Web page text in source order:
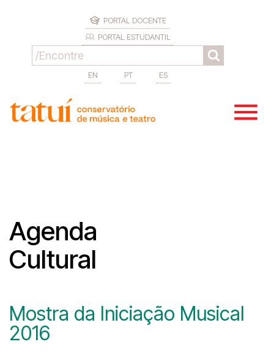
PORTAL DOCENTE
PORTAL ESTUDANTIL
EN PT ES
Agenda
Cultural
Mostra da Iniciação Musical
2016